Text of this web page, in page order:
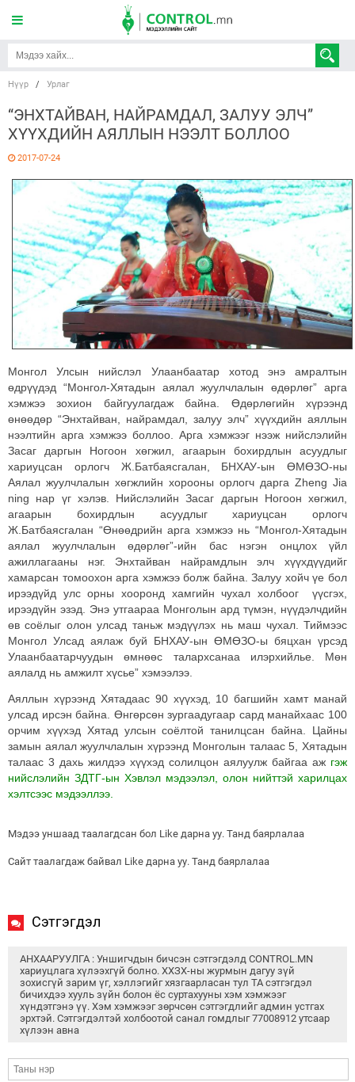
Нүүр / Урлаг
“ЭНХТАЙВАН, НАЙРАМДАЛ, ЗАЛУУ ЭЛЧ”
ХҮҮХДИЙН АЯЛЛЫН НЭЭЛТ БОЛЛОО
2017-07-24
Монгол Улсын нийслэл Улаанбаатар хотод энэ амралтын
өдрүүдэд “Монгол-Хятадын аялал жуулчлалын өдөрлөг” арга
хэмжээ зохион байгуулагдаж байна. Өдөрлөгийн хүрээнд
өнөөдөр “Энхтайван, найрамдал, залуу элч” хүүхдийн аяллын
нээлтийн арга хэмжээ боллоо. Арга хэмжээг нээж нийслэлийн
Засаг даргын Ногоон хөгжил, агаарын бохирдлын асуудлыг
хариуцсан орлогч Ж.Батбаясгалан, БНХАУ-ын ӨМӨЗО-ны
Аялал жуулчлалын хөгжлийн хорооны орлогч дарга Zheng Jia
ning нар үг хэлэв. Нийслэлийн Засаг даргын Ногоон хөгжил,
агаарын бохирдлын асуудлыг хариуцсан орлогч
Ж.Батбаясгалан “Өнөөдрийн арга хэмжээ нь “Монгол-Хятадын
аялал жуулчлалын өдөрлөг”-ийн бас нэгэн онцлох үйл
ажиллагааны нэг. Энхтайван найрамдлын элч хүүхдүүдийг
хамарсан томоохон арга хэмжээ болж байна. Залуу хойч үе бол
ирээдүйд улс орны хооронд хамгийн чухал холбоог үүсгэх,
ирээдүйн эзэд. Энэ утгаараа Монголын ард түмэн, нүүдэлчдийн
өв соёлыг олон улсад таньж мэдүүлэх нь маш чухал. Тиймээс
Монгол Улсад аялаж буй БНХАУ-ын ӨМӨЗО-ы бяцхан үрсэд
Улаанбаатарчуудын өмнөөс талархсанаа илэрхийлье. Мөн
аялалд нь амжилт хүсье” хэмээлээ.
Аяллын хүрээнд Хятадаас 90 хүүхэд, 10 багшийн хамт манай
улсад ирсэн байна. Өнгөрсөн зургаадугаар сард манайхаас 100
орчим хүүхэд Хятад улсын соёлтой танилцсан байна. Цайны
замын аялал жуулчлалын хүрээнд Монголын талаас 5, Хятадын
талаас 3 дахь жилдээ хүүхэд солилцон аялуулж байгаа аж гэж
нийслэлийн ЗДТГ-ын Хэвлэл мэдээлэл, олон нийттэй харилцах
хэлтсээс мэдээллээ.
Мэдээ уншаад таалагдсан бол Like дарна уу. Танд баярлалаа
Сайт таалагдаж байвал Like дарна уу. Танд баярлалаа
Сэтгэгдэл
АНХААРУУЛГА : Уншигчдын бичсэн сэтгэгдэлд CONTROL.MN
хариуцлага хүлээхгүй болно. ХХЗХ-ны журмын дагуу зүй
зохисгүй зарим үг, хэллэгийг хязгаарласан тул ТА сэтгэгдэл
бичихдээ хууль зүйн болон ёс суртахууны хэм хэмжээг
хүндэтгэнэ үү. Хэм хэмжээг зөрчсөн сэтгэгдлийг админ устгах
эрхтэй. Сэтгэгдэлтэй холбоотой санал гомдлыг 77008912 утсаар
хүлээн авна